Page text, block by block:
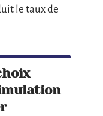
le taux de